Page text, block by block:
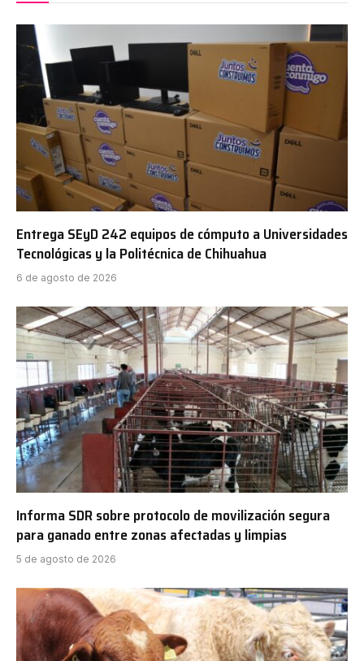
Entrega SEyD 242 equipos de cómputo a Universidades
Tecnológicas y la Politécnica de Chihuahua
6 de agosto de 2026
Informa SDR sobre protocolo de movilización segura
para ganado entre zonas afectadas y limpias
5 de agosto de 2026